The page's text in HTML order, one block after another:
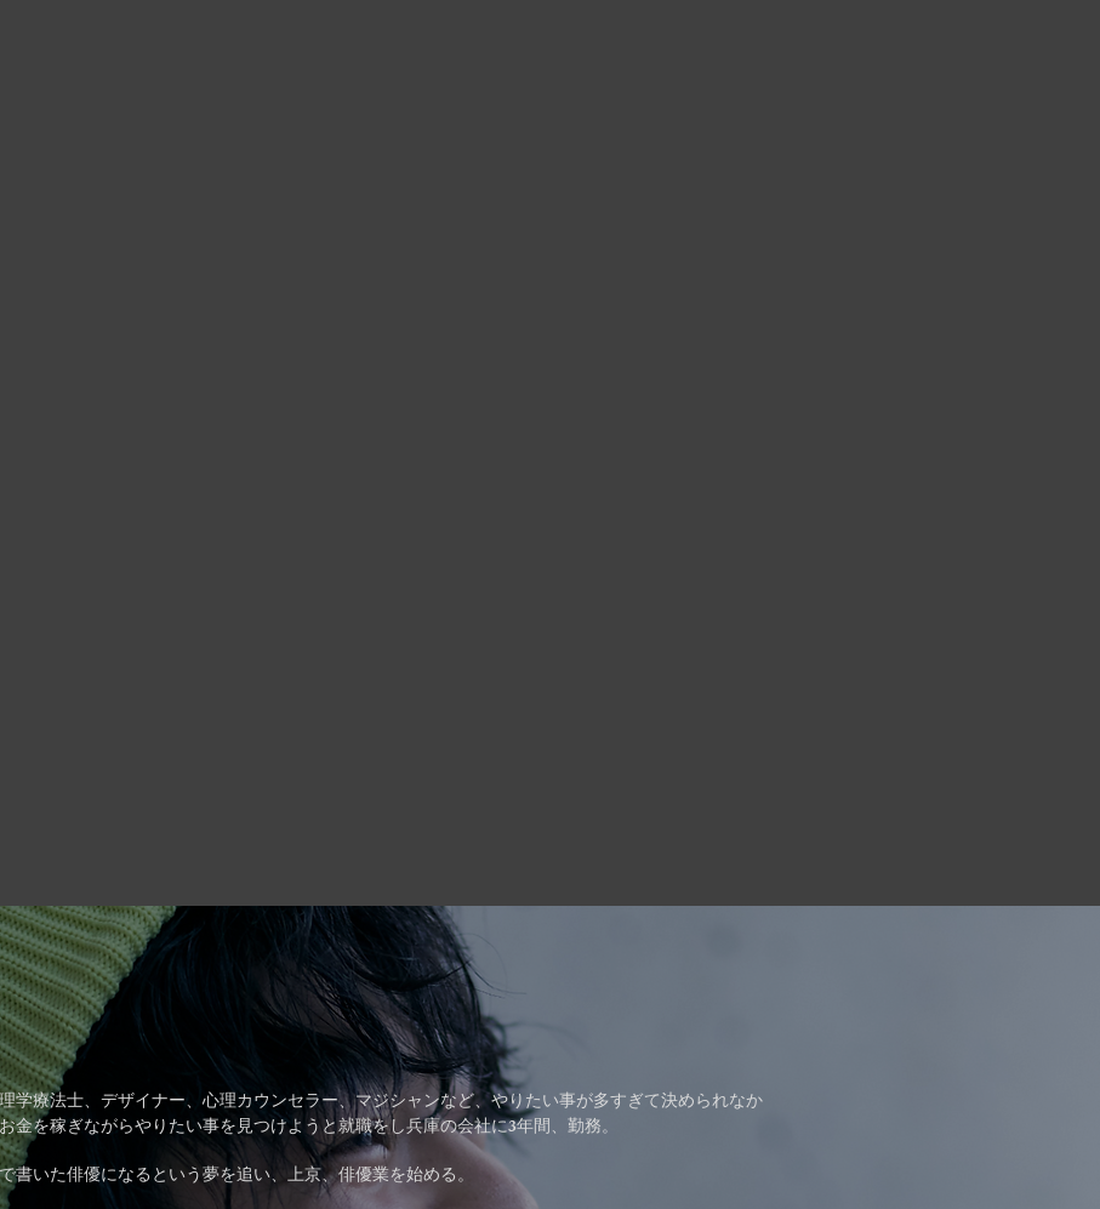
学療法士、デザイナー、心理カウンセラー、マジシャンなど、やりたい事が多すぎて決められなか
金を稼ぎながらやりたい事を見つけようと就職をし兵庫の会社に3年間、勤務。
書いた俳優になるという夢を追い、上京、俳優業を始める。